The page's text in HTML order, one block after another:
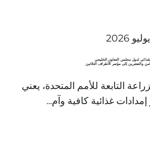
لدول مجلس التعاون الخليجي
والعشرين إلى مؤتمر الأطراف الثلاثين
التابعة للأمم المتحدة، يعني
إمدادات غذائية كافية وآم...